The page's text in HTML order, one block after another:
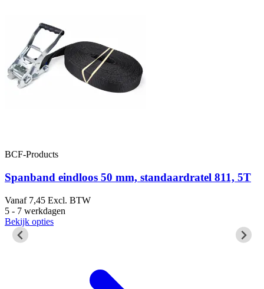
BCF-Products
Spanband eindloos 50 mm, standaardratel 811, 5T
Vanaf 7,45 Excl. BTW
5 - 7 werkdagen
Bekijk opties